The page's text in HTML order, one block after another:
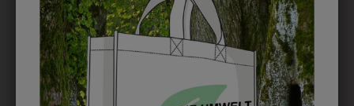
31805PIELA001
PANTOFFEL PIEL-A
€ 45,90
338202
PANTOFFEL KLASSIK
GROSSE GRÖSSE